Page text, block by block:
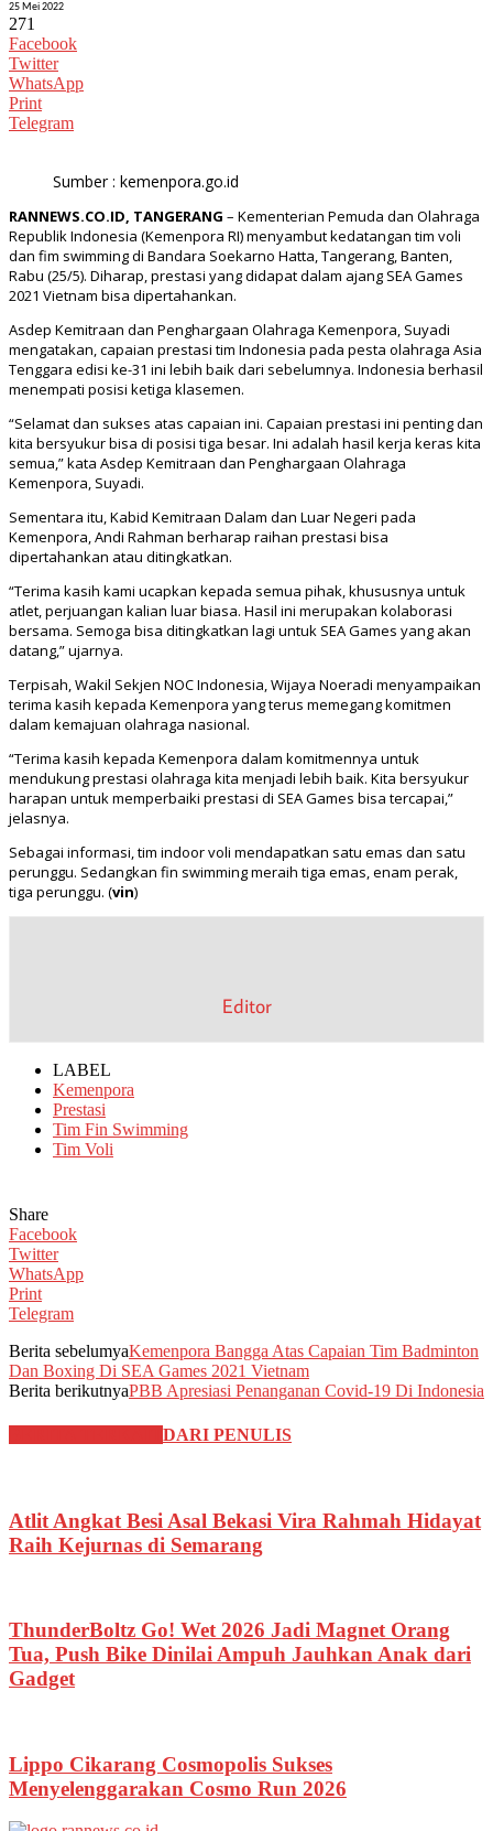
25 Mei 2022
271
Facebook
Twitter
WhatsApp
Print
Telegram
Sumber : kemenpora.go.id
RANNEWS.CO.ID, TANGERANG – Kementerian Pemuda dan Olahraga
Republik Indonesia (Kemenpora RI) menyambut kedatangan tim voli
dan fim swimming di Bandara Soekarno Hatta, Tangerang, Banten,
Rabu (25/5). Diharap, prestasi yang didapat dalam ajang SEA Games
2021 Vietnam bisa dipertahankan.
Asdep Kemitraan dan Penghargaan Olahraga Kemenpora, Suyadi
mengatakan, capaian prestasi tim Indonesia pada pesta olahraga Asia
Tenggara edisi ke-31 ini lebih baik dari sebelumnya. Indonesia berhasil
menempati posisi ketiga klasemen.
“Selamat dan sukses atas capaian ini. Capaian prestasi ini penting dan
kita bersyukur bisa di posisi tiga besar. Ini adalah hasil kerja keras kita
semua,” kata Asdep Kemitraan dan Penghargaan Olahraga
Kemenpora, Suyadi.
Sementara itu, Kabid Kemitraan Dalam dan Luar Negeri pada
Kemenpora, Andi Rahman berharap raihan prestasi bisa
dipertahankan atau ditingkatkan.
“Terima kasih kami ucapkan kepada semua pihak, khususnya untuk
atlet, perjuangan kalian luar biasa. Hasil ini merupakan kolaborasi
bersama. Semoga bisa ditingkatkan lagi untuk SEA Games yang akan
datang,” ujarnya.
Terpisah, Wakil Sekjen NOC Indonesia, Wijaya Noeradi menyampaikan
terima kasih kepada Kemenpora yang terus memegang komitmen
dalam kemajuan olahraga nasional.
“Terima kasih kepada Kemenpora dalam komitmennya untuk
mendukung prestasi olahraga kita menjadi lebih baik. Kita bersyukur
harapan untuk memperbaiki prestasi di SEA Games bisa tercapai,”
jelasnya.
Sebagai informasi, tim indoor voli mendapatkan satu emas dan satu
perunggu. Sedangkan fin swimming meraih tiga emas, enam perak,
tiga perunggu. (vin)
Editor
LABEL
Kemenpora
Prestasi
Tim Fin Swimming
Tim Voli
Share
Facebook
Twitter
WhatsApp
Print
Telegram
Berita sebelumyaKemenpora Bangga Atas Capaian Tim Badminton
Dan Boxing Di SEA Games 2021 Vietnam
Berita berikutnyaPBB Apresiasi Penanganan Covid-19 Di Indonesia
DARI PENULIS
Atlit Angkat Besi Asal Bekasi Vira Rahmah Hidayat
Raih Kejurnas di Semarang
ThunderBoltz Go! Wet 2026 Jadi Magnet Orang
Tua, Push Bike Dinilai Ampuh Jauhkan Anak dari
Gadget
Lippo Cikarang Cosmopolis Sukses
Menyelenggarakan Cosmo Run 2026